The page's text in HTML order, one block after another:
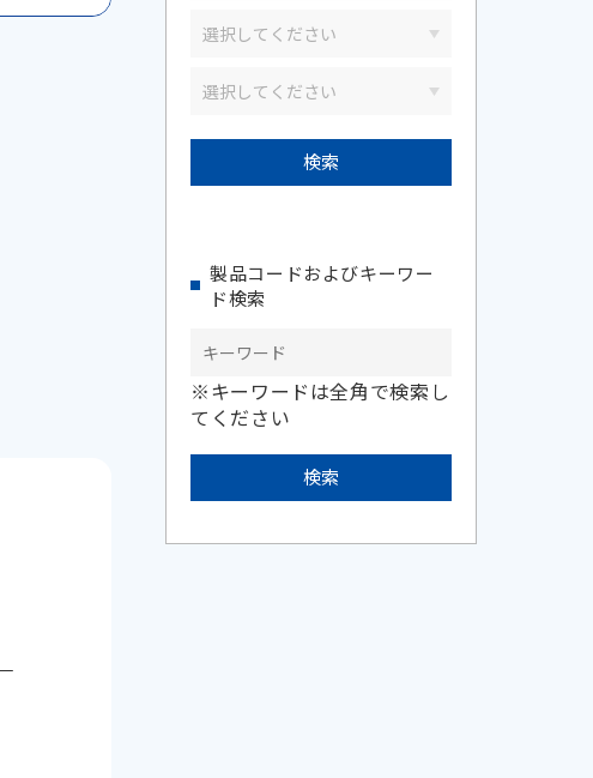
製品コードおよびキーワー
ド検索
※キーワードは全角で検索し
てください